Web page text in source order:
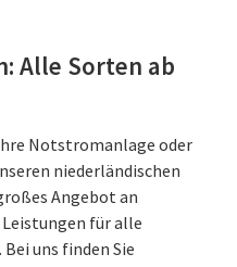
Alle Sorten ab
Notstromanlage oder
niederländischen
Angebot an
für alle
uns finden Sie